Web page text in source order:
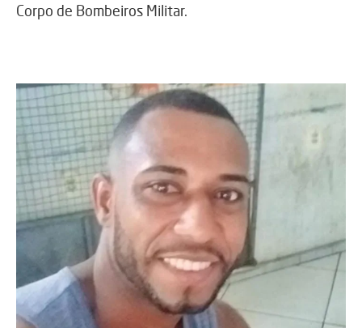
Corpo de Bombeiros Militar.